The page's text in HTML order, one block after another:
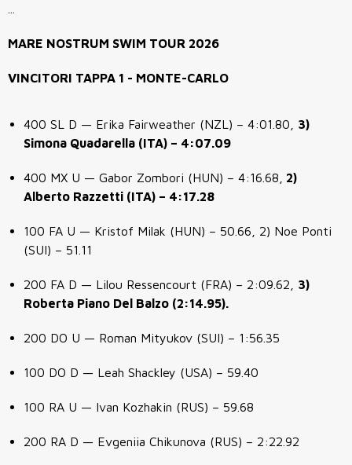
MARE NOSTRUM SWIM TOUR 2026
VINCITORI TAPPA 1 - MONTE-CARLO
400 SL D — Erika Fairweather (NZL) – 4:01.80, 3)
Simona Quadarella (ITA) – 4:07.09
400 MX U — Gabor Zombori (HUN) – 4:16.68,
2)
Alberto Razzetti (ITA) – 4:17.28
100 FA U — Kristof Milak (HUN) – 50.66, 2) Noe Ponti
(SUI) – 51.11
200 FA D — Lilou Ressencourt (FRA) – 2:09.62, 3)
Roberta Piano Del Balzo (2:14.95).
200 DO U — Roman Mityukov (SUI) – 1:56.35
100 DO D — Leah Shackley (USA) – 59.40
100 RA U — Ivan Kozhakin (RUS) – 59.68
200 RA D — Evgeniia Chikunova (RUS) – 2:22.92